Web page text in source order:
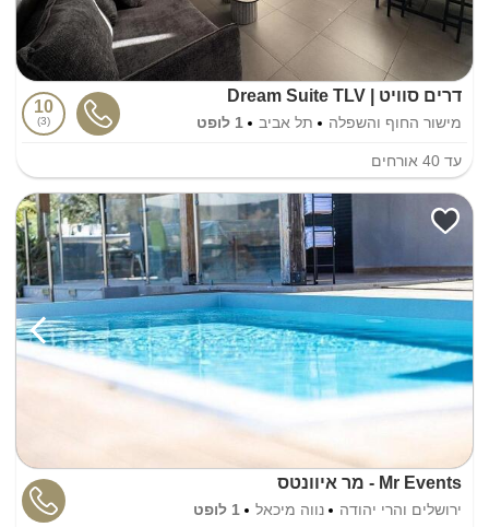
דרים סוויט | Dream Suite TLV
מישור החוף והשפלה תל אביב 1 לופט
10
3
עד 40 אורחים
Mr Events - מר איוונטס
ירושלים והרי יהודה נווה מיכאל 1 לופט